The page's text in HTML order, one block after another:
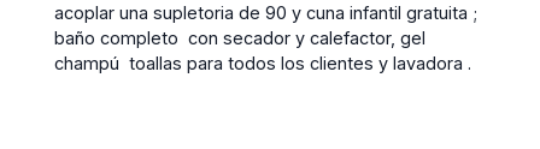
acoplar una supletoria de 90 y cuna infantil gratuita ;
baño completo con secador y calefactor, gel
champú toallas para todos los clientes y lavadora .